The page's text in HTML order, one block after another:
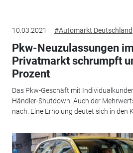
10.03.2021 #Automarkt Deutschland
Pkw-Neuzulassungen
Privatmarkt schrumpft
Prozent
Das Pkw-Geschäft mit
Händler-Shutdown. Auch der
nach. Eine Erholung deutet sich in den